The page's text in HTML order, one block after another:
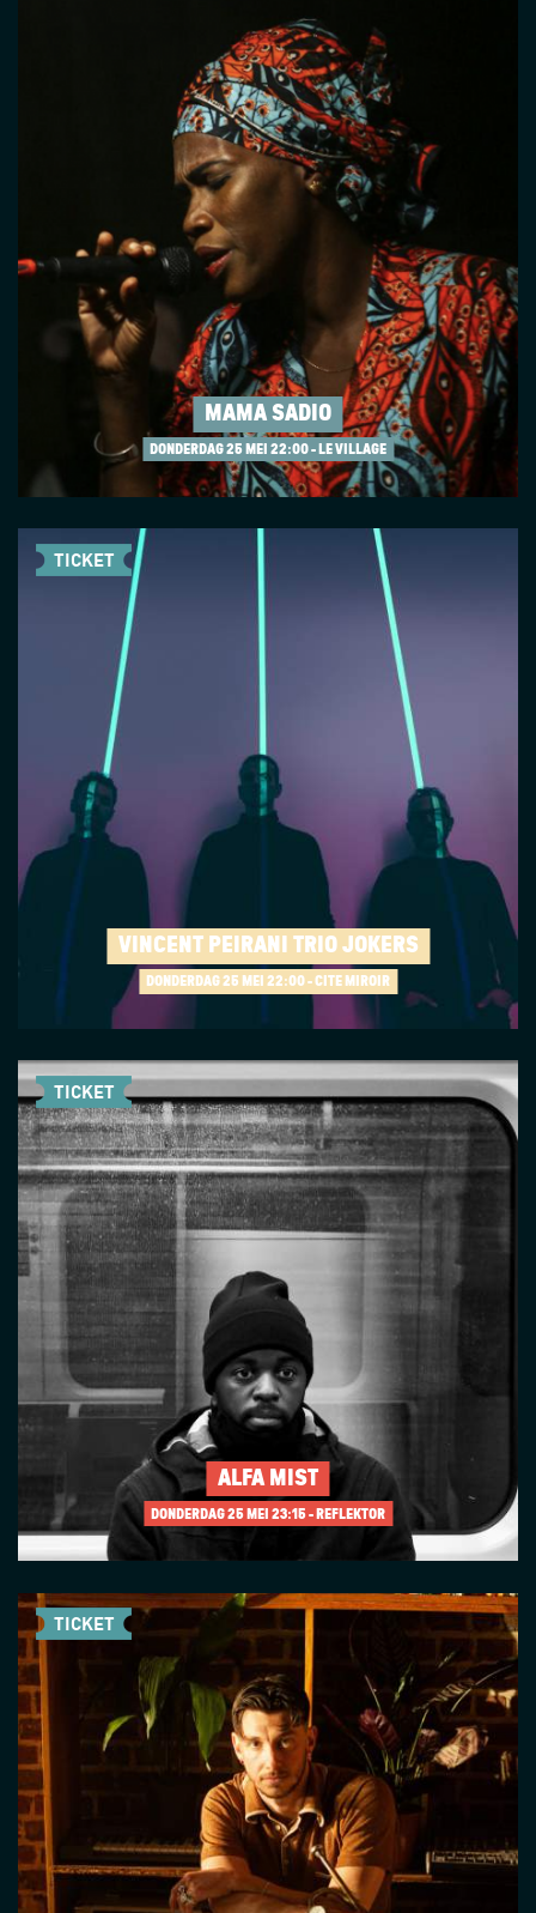
MAMA SADIO
DONDERDAG 25 MEI 22:00 - LE VILLAGE
VINCENT PEIRANI TRIO JOKERS
DONDERDAG 25 MEI 22:00 - CITÉ MIROIR
TICKET
ALFA MIST
DONDERDAG 25 MEI 23:15 - REFLEKTOR
TICKET
TICKET